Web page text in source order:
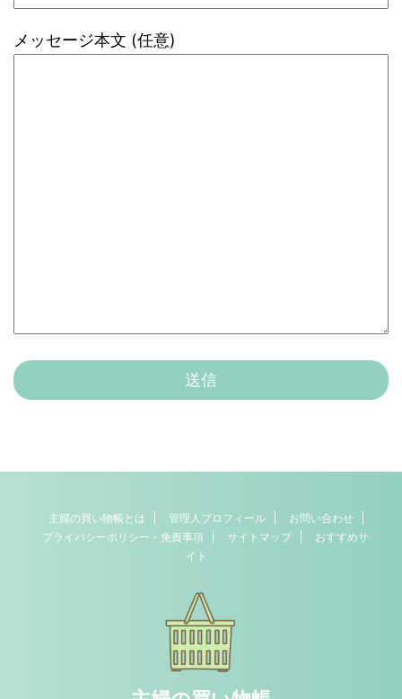
メッセージ本文 (任意)
主婦の買い物帳とは 管理人プロフィール
お問い合わせ
プライバシーポリシー・免責事項
サイトマップ
おすすめサ
イト